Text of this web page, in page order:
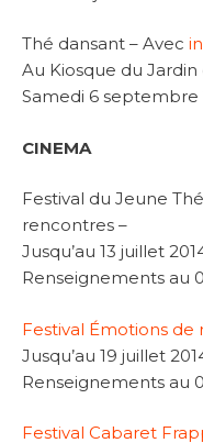
Thé dansant – Avec
Au Kiosque du
Samedi 6 septembre
CINEMA
Festival du Jeune
rencontres –
Jusqu’au 13 juillet
Renseignements au
Festival Émotions de
Jusqu’au 19 juillet
Renseignements au
Festival Cabaret